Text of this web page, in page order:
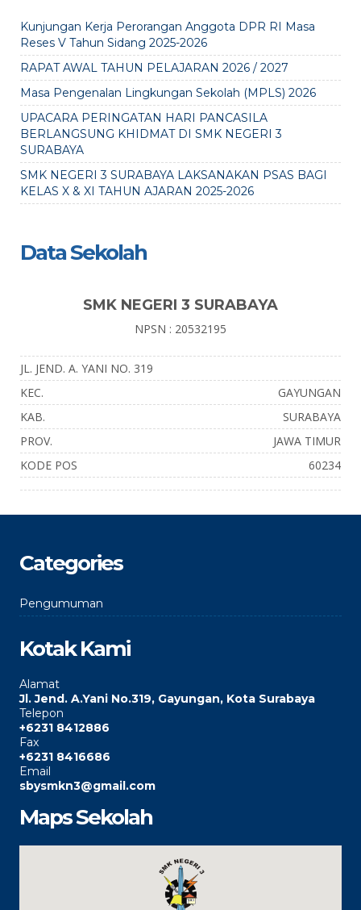
Kunjungan Kerja Perorangan Anggota DPR RI Masa
Reses V Tahun Sidang 2025-2026
RAPAT AWAL TAHUN PELAJARAN 2026 / 2027
Masa Pengenalan Lingkungan Sekolah (MPLS) 2026
UPACARA PERINGATAN HARI PANCASILA
BERLANGSUNG KHIDMAT DI SMK NEGERI 3
SURABAYA
SMK NEGERI 3 SURABAYA LAKSANAKAN PSAS BAGI
KELAS X & XI TAHUN AJARAN 2025-2026
Data Sekolah
SMK NEGERI 3 SURABAYA
NPSN : 20532195
JL. JEND. A. YANI NO. 319
KEC.
GAYUNGAN
KAB.
SURABAYA
PROV.
JAWA TIMUR
KODE POS
60234
Categories
Pengumuman
Kotak Kami
Alamat
Jl. Jend. A.Yani No.319, Gayungan, Kota Surabaya
Telepon
+6231 8412886
Fax
+6231 8416686
Email
sbysmkn3@gmail.com
Maps Sekolah